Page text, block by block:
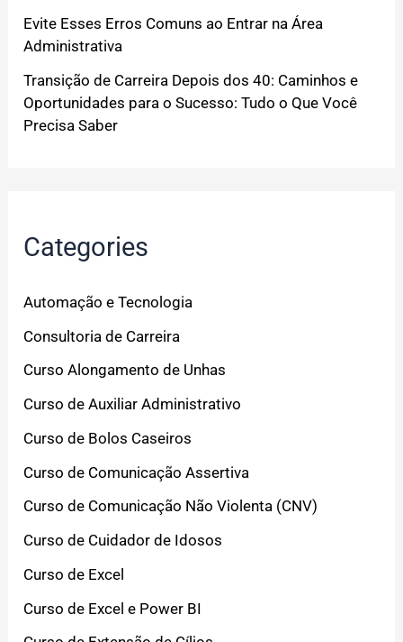
Evite Esses Erros Comuns ao Entrar na Área
Administrativa
Transição de Carreira Depois dos 40: Caminhos e
Oportunidades para o Sucesso: Tudo o Que Você
Precisa Saber
Categories
Automação e Tecnologia
Consultoria de Carreira
Curso Alongamento de Unhas
Curso de Auxiliar Administrativo
Curso de Bolos Caseiros
Curso de Comunicação Assertiva
Curso de Comunicação Não Violenta (CNV)
Curso de Cuidador de Idosos
Curso de Excel
Curso de Excel e Power BI